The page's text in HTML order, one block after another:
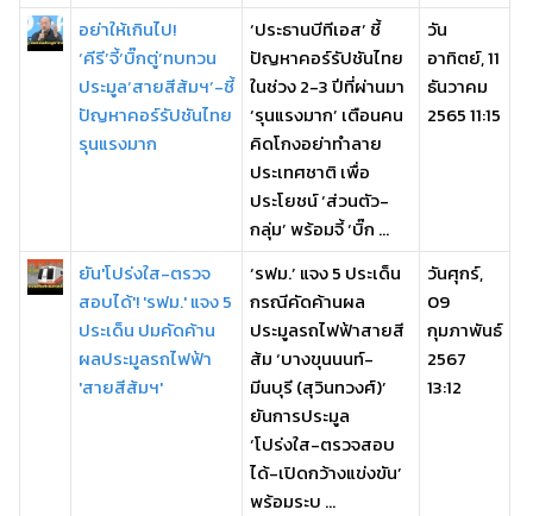
อย่าให้เกินไป!
‘คีรี’จี้‘บิ๊กตู่’ทบทวน
ประมูล‘สายสีส้มฯ’-ชี้
ปัญหาคอร์รัปชันไทย
รุนแรงมาก
‘ประธานบีทีเอส’ ชี้
ปัญหาคอร์รัปชันไทย
ในช่วง 2-3 ปีที่ผ่านมา
‘รุนแรงมาก’ เตือนคน
คิดโกงอย่าทำลาย
ประเทศชาติ เพื่อ
ประโยชน์ ‘ส่วนตัว-
กลุ่ม’ พร้อมจี้ ‘บิ๊ก ...
วัน
อาทิตย์, 11
ธันวาคม
2565 11:15
ยัน'โปร่งใส-ตรวจ
สอบได้'! 'รฟม.' แจง 5
ประเด็น ปมคัดค้าน
ผลประมูลรถไฟฟ้า
'สายสีส้มฯ'
‘รฟม.’ แจง 5 ประเด็น
กรณีคัดค้านผล
ประมูลรถไฟฟ้าสายสี
ส้ม ‘บางขุนนนท์-
มีนบุรี (สุวินทวงศ์)’
ยันการประมูล
‘โปร่งใส-ตรวจสอบ
ได้-เปิดกว้างแข่งขัน’
พร้อมระบ ...
วันศุกร์,
09
กุมภาพันธ์
2567
13:12